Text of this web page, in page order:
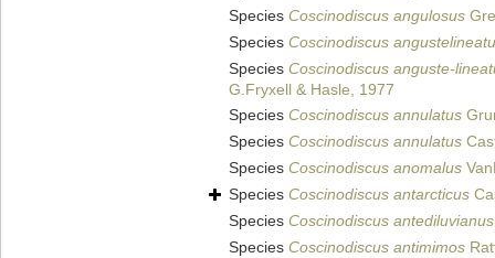
Species Coscinodiscus angulosus
Species Coscinodiscus
Species Coscinodiscus anguste-
G.Fryxell & Hasle, 1977
Species Coscinodiscus annulatus
Species Coscinodiscus annulatus
Species Coscinodiscus anomalus
Species Coscinodiscus antarcticus
Species Coscinodiscus antediluvianus
Species Coscinodiscus antimimos